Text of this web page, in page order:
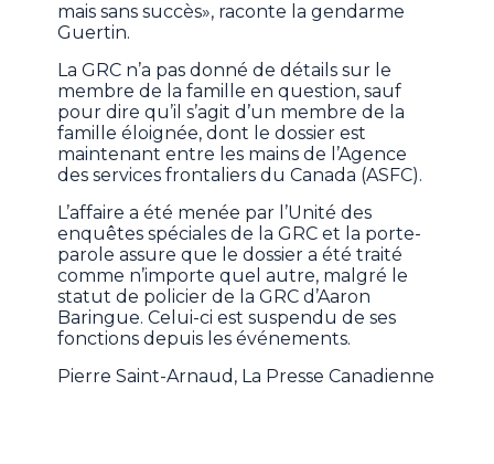
mais sans succès», raconte la gendarme
Guertin.
La GRC n’a pas donné de détails sur le
membre de la famille en question, sauf
pour dire qu’il s’agit d’un membre de la
famille éloignée, dont le dossier est
maintenant entre les mains de l’Agence
des services frontaliers du Canada (ASFC).
L’affaire a été menée par l’Unité des
enquêtes spéciales de la GRC et la porte-
parole assure que le dossier a été traité
comme n’importe quel autre, malgré le
statut de policier de la GRC d’Aaron
Baringue. Celui-ci est suspendu de ses
fonctions depuis les événements.
Pierre Saint-Arnaud, La Presse Canadienne